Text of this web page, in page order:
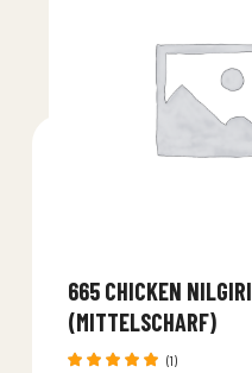
665 CHICKEN NILGIRI
(MITTELSCHARF)
(1)